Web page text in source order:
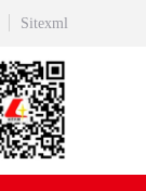
Sitexml